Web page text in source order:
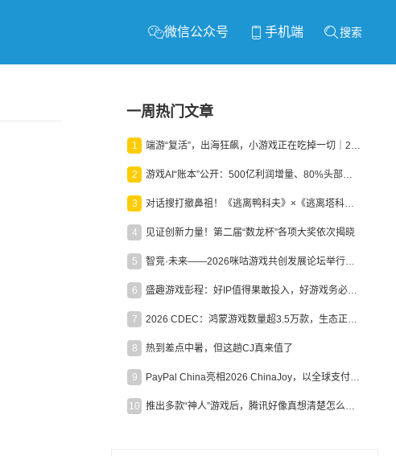
微信公众号 手机端 搜索
一周热门文章
1 端游“复活”，出海狂飙，小游戏正在吃掉一切｜2026上半年产业报告
2 游戏AI“账本”公开：500亿利润增量、80%头部入局，谁在闷声发财？
3 对话搜打撤鼻祖！《逃离鸭科夫》×《逃离塔科夫》官方线下沙龙落幕
4 见证创新力量！第二届“数龙杯”各项大奖依次揭晓
5 智竞·未来——2026咪咕游戏共创发展论坛举行：聚力精品内容、AI创作与电竞生态，共建高品质益智健康游戏社区
6 盛趣游戏彭程：好IP值得果敢投入，好游戏务必长效经营
7 2026 CDEC：鸿蒙游戏数量超3.5万款，生态正循环加速产业高质量发展
8 热到差点中暑，但这趟CJ真来值了
9 PayPal China亮相2026 ChinaJoy，以全球支付能力助力中国游戏企业深化全球运营
10 推出多款“神人”游戏后，腾讯好像真想清楚怎么做二次元了